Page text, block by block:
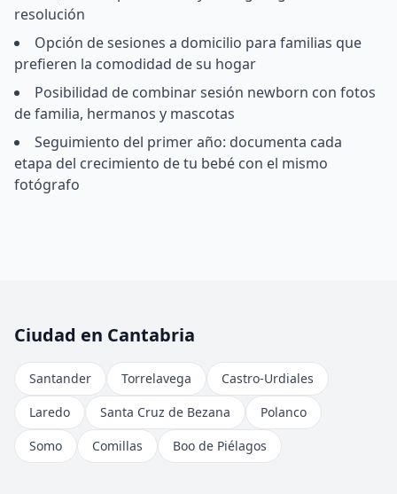
resolución
Opción de sesiones a domicilio para familias que
prefieren la comodidad de su hogar
Posibilidad de combinar sesión newborn con fotos
de familia, hermanos y mascotas
Seguimiento del primer año: documenta cada
etapa del crecimiento de tu bebé con el mismo
fotógrafo
Ciudad en Cantabria
Santander Torrelavega
Castro-Urdiales
Laredo
Santa Cruz de Bezana
Polanco
Somo
Comillas Boo de Piélagos